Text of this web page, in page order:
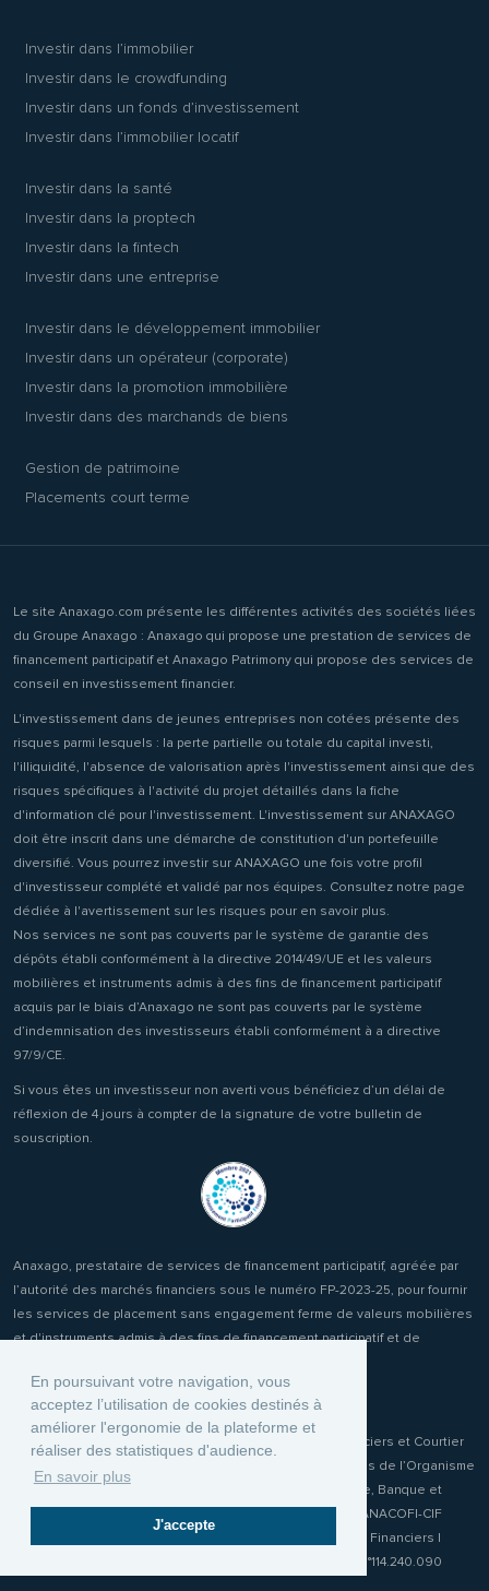
En poursuivant votre navigation, vous
acceptez l’utilisation de cookies destinés à
améliorer l'ergonomie de la plateforme et
réaliser des statistiques d'audience.
En savoir plus
J'accepte
Investir dans l’immobilier
Investir dans le crowdfunding
Investir dans un fonds d’investissement
Investir dans l’immobilier locatif
Investir dans la santé
Investir dans la proptech
Investir dans la fintech
Investir dans une entreprise
Investir dans le développement immobilier
Investir dans un opérateur (corporate)
Investir dans la promotion immobilière
Investir dans des marchands de biens
Gestion de patrimoine
Placements court terme
Le site Anaxago.com présente les différentes activités des sociétés liées
du Groupe Anaxago : Anaxago qui propose une prestation de services de
financement participatif et Anaxago Patrimony qui propose des services de
conseil en investissement financier.
L'investissement dans de jeunes entreprises non cotées présente des
risques parmi lesquels : la perte partielle ou totale du capital investi,
l'illiquidité, l'absence de valorisation après l'investissement ainsi que des
risques spécifiques à l'activité du projet détaillés dans la fiche
d'information clé pour l'investissement. L'investissement sur ANAXAGO
doit être inscrit dans une démarche de constitution d'un portefeuille
diversifié. Vous pourrez investir sur ANAXAGO une fois votre profil
d'investisseur complété et validé par nos équipes. Consultez notre page
dédiée à l'avertissement sur les risques pour en savoir plus.
Nos services ne sont pas couverts par le système de garantie des
dépôts établi conformément à la directive 2014/49/UE et les valeurs
mobilières et instruments admis à des fins de financement participatif
acquis par le biais d’Anaxago ne sont pas couverts par le système
d’indemnisation des investisseurs établi conformément à a directive
97/9/CE.
Si vous êtes un investisseur non averti vous bénéficiez d’un délai de
réflexion de 4 jours à compter de la signature de votre bulletin de
souscription.
Anaxago, prestataire de services de financement participatif, agréée par
l’autorité des marchés financiers sous le numéro FP-2023-25, pour fournir
les services de placement sans engagement ferme de valeurs mobilières
et d'instruments admis à des fins de financement participatif et de
Anaxago Patrimony, conseiller en Investissements Financiers et Courtier
d'Assurance ou de réassurance (COA) immatriculée auprès de l’Organisme
pour le Registre unique des Intermédiaires en Assurance, Banque et
Finance (ORIAS) sous le numéro 19001970. Membre de l'ANACOFI-CIF
n°E009115 association agréée par l'Autorité des Marchés Financiers |
Responsabilité Civile Professionnelle MMA IARD Police n°114.240.090